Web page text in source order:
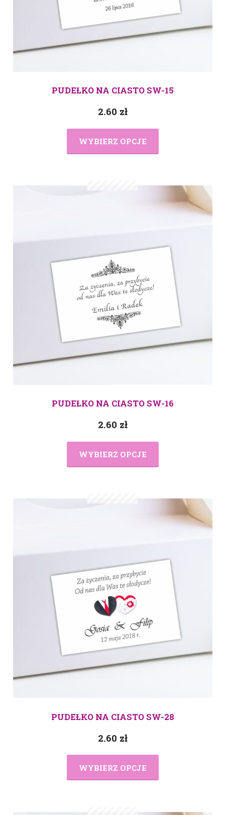
PUDEŁKO NA CIASTO SW-15
2.60 zł
WYBIERZ OPCJE
PUDEŁKO NA CIASTO SW-16
2.60 zł
WYBIERZ OPCJE
PUDEŁKO NA CIASTO SW-28
2.60 zł
WYBIERZ OPCJE